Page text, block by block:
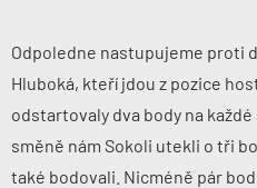
Odpoledne nastupujeme proti
Hluboká, kteří jdou z pozice
odstartovaly dva body na
směně nám Sokoli utekli o tři
také bodovali. Nicméně pár